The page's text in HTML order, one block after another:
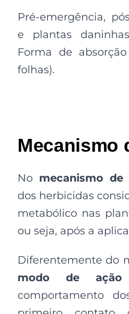
Pré-emergência,
e plantas
Forma de
folhas).
Mecanismo
No mecanismo de
dos herbicidas
metabólico nas
ou seja, após a
Diferentemente do
modo de ação
comportamento